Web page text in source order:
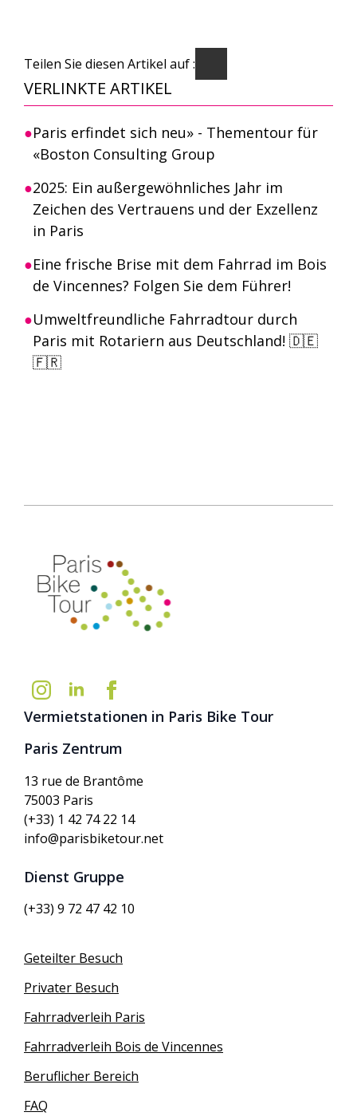
Teilen Sie diesen Artikel auf :
VERLINKTE ARTIKEL
Paris erfindet sich neu» - Thementour für
«Boston Consulting Group
2025: Ein außergewöhnliches Jahr im
Zeichen des Vertrauens und der Exzellenz
in Paris
Eine frische Brise mit dem Fahrrad im Bois
de Vincennes? Folgen Sie dem Führer!
Umweltfreundliche Fahrradtour durch
Paris mit Rotariern aus Deutschland! 🇩🇪
🇫🇷
Vermietstationen in Paris Bike Tour
Paris Zentrum
13 rue de Brantôme
75003 Paris
(+33) 1 42 74 22 14
info@parisbiketour.net
Dienst Gruppe
(+33) 9 72 47 42 10
Geteilter Besuch
Privater Besuch
Fahrradverleih Paris
Fahrradverleih Bois de Vincennes
Beruflicher Bereich
FAQ